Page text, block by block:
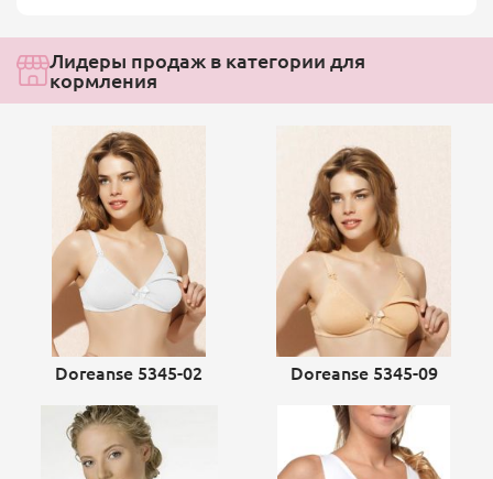
Лидеры продаж в категории для
кормления
Doreanse 5345-02 Doreanse 5345-09